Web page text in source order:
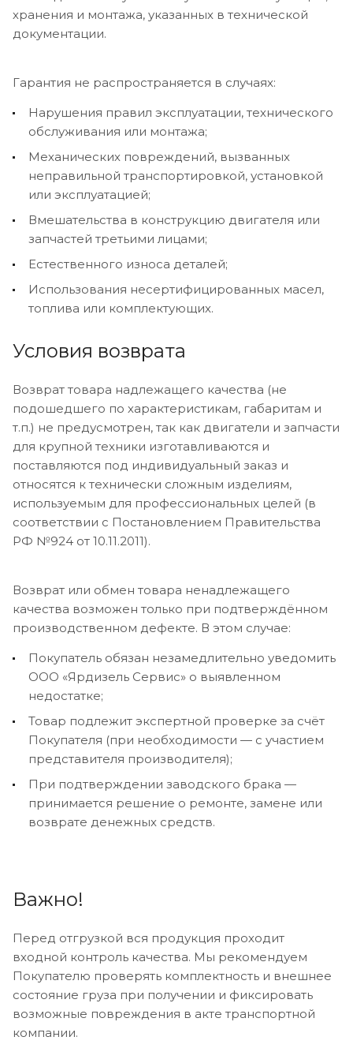
хранения и монтажа, указанных в технической
документации.
Гарантия не распространяется в случаях:
Нарушения правил эксплуатации, технического
обслуживания или монтажа;
Механических повреждений, вызванных
неправильной транспортировкой, установкой
или эксплуатацией;
Вмешательства в конструкцию двигателя или
запчастей третьими лицами;
Естественного износа деталей;
Использования несертифицированных масел,
топлива или комплектующих.
Условия возврата
Возврат товара надлежащего качества (не
подошедшего по характеристикам, габаритам и
т.п.) не предусмотрен, так как двигатели и запчасти
для крупной техники изготавливаются и
поставляются под индивидуальный заказ и
относятся к технически сложным изделиям,
используемым для профессиональных целей (в
соответствии с Постановлением Правительства
РФ №924 от 10.11.2011).
Возврат или обмен товара ненадлежащего
качества возможен только при подтверждённом
производственном дефекте. В этом случае:
Покупатель обязан незамедлительно уведомить
ООО «Ярдизель Сервис» о выявленном
недостатке;
Товар подлежит экспертной проверке за счёт
Покупателя (при необходимости — с участием
представителя производителя);
При подтверждении заводского брака —
принимается решение о ремонте, замене или
возврате денежных средств.
Важно!
Перед отгрузкой вся продукция проходит
входной контроль качества. Мы рекомендуем
Покупателю проверять комплектность и внешнее
состояние груза при получении и фиксировать
возможные повреждения в акте транспортной
компании.